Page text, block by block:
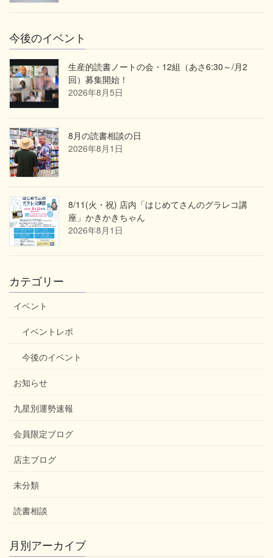
今後のイベント
生産的読書ノートの会・12組（あさ6:30～/月2
回）募集開始！
2026年8月5日
8月の読書相談の日
2026年8月1日
8/11(火・祝) 店内「はじめてさんのグラレコ講
座」かきかきちゃん
2026年8月1日
カテゴリー
イベント
イベントレポ
今後のイベント
お知らせ
九星別運勢速報
会員限定ブログ
店主ブログ
未分類
読書相談
月別アーカイブ